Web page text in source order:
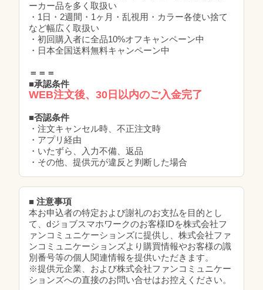
ーカー品を多く取扱い
・1日・2週間・1ヶ月・乱視用・カラー各使い捨て
など幅広く取扱い
・初回購入者に全品10%オフキャンペーン中
・日本全国送料無料キャンペーン中
＝＝＝
■承認条件
WEB注文後、30日以内のご入金完了
■否認条件
・注文キャンセル時、不正注文時
・アプリ経由
・いたずら、入力不備、返品
・その他、提供元が違反と判断した場合
■ 注意事項
本お申込者の特定および謝礼のお支払を目的とし
て、dジョブスマホワークのお客様IDを株式会社フ
ァンコミュニケーションズに提供し、株式会社ファ
ンコミュニケーションズより購買情報やお客様の識
別番号等の個人関連情報を提供いただきます。
※提供元企業、および株式会社ファンコミュニケー
ションズへの直接のお問い合せはお控えください。